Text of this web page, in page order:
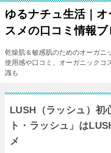
ゆるナチュ生活｜
スメの口コミ情報
乾燥肌＆敏感肌のためのオーガニ
使用感や口コミ、オーガニックコ
識も
LUSH（ラッシュ）初
ト・ラッシュ」は
メ